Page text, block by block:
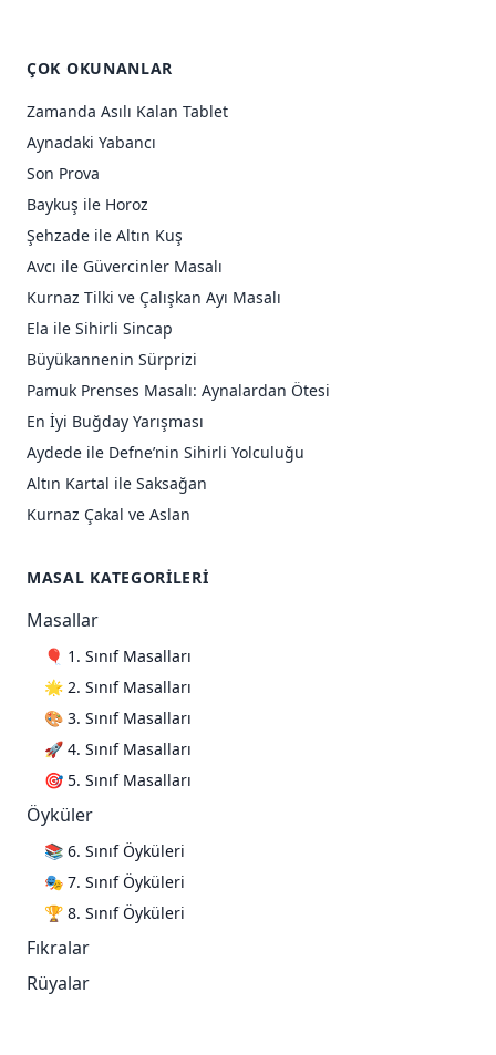
ÇOK OKUNANLAR
Zamanda Asılı Kalan Tablet
Aynadaki Yabancı
Son Prova
Baykuş ile Horoz
Şehzade ile Altın Kuş
Avcı ile Güvercinler Masalı
Kurnaz Tilki ve Çalışkan Ayı Masalı
Ela ile Sihirli Sincap
Büyükannenin Sürprizi
Pamuk Prenses Masalı: Aynalardan Ötesi
En İyi Buğday Yarışması
Aydede ile Defne’nin Sihirli Yolculuğu
Altın Kartal ile Saksağan
Kurnaz Çakal ve Aslan
MASAL KATEGORILERI
Masallar
🎈 1. Sınıf Masalları
🌟 2. Sınıf Masalları
🎨 3. Sınıf Masalları
🚀 4. Sınıf Masalları
🎯 5. Sınıf Masalları
Öyküler
📚 6. Sınıf Öyküleri
🎭 7. Sınıf Öyküleri
🏆 8. Sınıf Öyküleri
Fıkralar
Rüyalar